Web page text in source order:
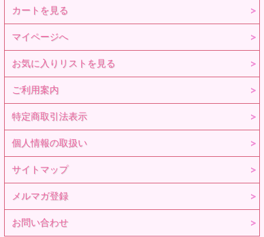
カートを見る
マイページへ
お気に入りリストを見る
ご利用案内
特定商取引法表示
個人情報の取扱い
サイトマップ
メルマガ登録
お問い合わせ